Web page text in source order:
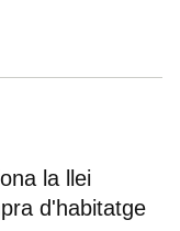
la llei
d'habitatge